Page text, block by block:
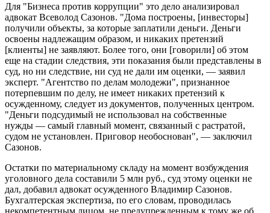
Для "Бизнеса против коррупции" это дело анализировал
адвокат Всеволод Сазонов. "Дома построены, [инвесторы]
получили объекты, за которые заплатили деньги. Деньги
освоены надлежащим образом, и никаких претензий
[клиенты] не заявляют. Более того, они [говорили] об этом
еще на стадии следствия, эти показания были представлены в
суд, но ни следствие, ни суд не дали им оценки, — заявил
эксперт. "Агентство по делам молодежи", признанное
потерпевшим по делу, не имеет никаких претензий к
осужденному, следует из документов, полученных центром.
"Деньги подсудимый не использовал на собственные
нужды — самый главный момент, связанный с растратой,
судом не установлен. Приговор необоснован", — заключил
Сазонов.
Остатки по материальному складу на момент возбуждения
уголовного дела составили 5 млн руб., суд этому оценки не
дал, добавил адвокат осужденного Владимир Сазонов.
Бухгалтерская экспертиза, по его словам, проводилась
некомпетентным лицом, не предупрежденным к тому же об